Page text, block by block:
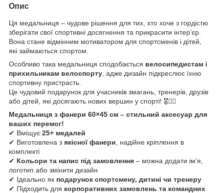
Опис
Ця медальниця – чудове рішення для тих, хто хоче з гордістю
зберігати свої спортивні досягнення та прикрасити інтер’єр.
Вона стане відмінним мотиватором для спортсменів і дітей,
які займаються спортом.
Особливо така медальниця сподобається велосипедистам і
прихильникам велоспорту , адже дизайн підкреслює їхню
спортивну пристрасть.
Це чудовий подарунок для учасників змагань, тренерів, друзів
або дітей, які досягають нових вершин у спорті! 🎖🚴‍♂️
Медальниця з фанери 60×45 см – стильний аксесуар для
ваших перемог!
✔ Вміщує 25+ медалей
✔ Виготовлена з якісної фанери , надійне кріплення в
комплекті
✔ Кольори та напис під замовлення – можна додати ім’я,
логотип або змінити дизайн
✔ Ідеально як подарунок спортсмену, дитині чи тренеру
✔ Підходить для корпоративних замовлень та командних